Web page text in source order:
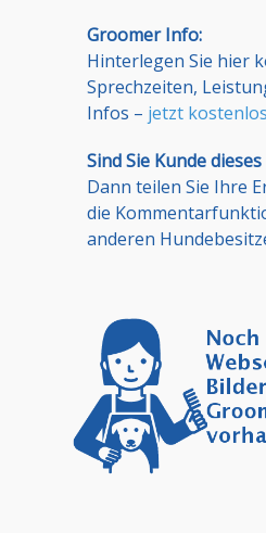
Groomer Info:
Hinterlegen Sie hier
Sprechzeiten,
Infos – jetzt
Sind Sie Kunde
Dann teilen Sie Ihre
die
anderen